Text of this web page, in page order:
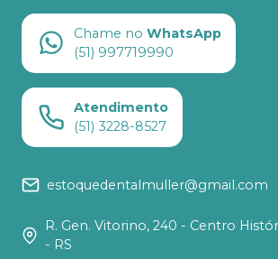
Chame no WhatsApp
(51) 997719990
Atendimento
(51) 3228-8527
estoquedentalmuller@gmail.com
R. Gen. Vitorino, 240 - Centro
- RS